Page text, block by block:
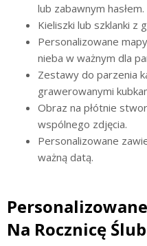
lub zabawnym hasłem.
Kieliszki lub szklanki z
Personalizowane
nieba w ważnym dla
Zestawy do parzenia
grawerowanymi
Obraz na płótnie
wspólnego zdjęcia.
Personalizowane
ważną datą.
Na Rocznicę